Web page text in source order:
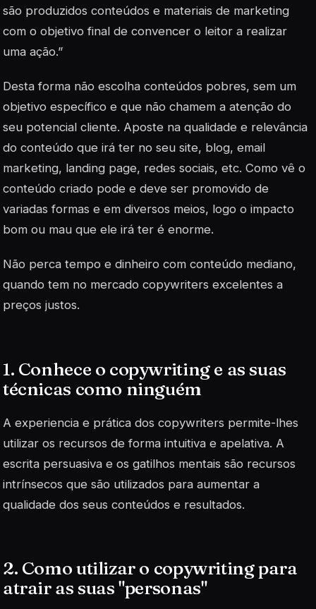
são produzidos conteúdos e materiais de marketing
com o objetivo final de convencer o leitor a realizar
uma ação.”
Desta forma não escolha conteúdos pobres, sem um
objetivo específico e que não chamem a atenção do
seu potencial cliente. Aposte na qualidade e relevância
do conteúdo que irá ter no seu site, blog, email
marketing, landing page, redes sociais, etc. Como vê o
conteúdo criado pode e deve ser promovido de
variadas formas e em diversos meios, logo o impacto
bom ou mau que ele irá ter é enorme.
Não perca tempo e dinheiro com conteúdo mediano,
quando tem no mercado copywriters excelentes a
preços justos.
1. Conhece o copywriting e as suas
técnicas como ninguém
A experiencia e prática dos copywriters permite-lhes
utilizar os recursos de forma intuitiva e apelativa. A
escrita persuasiva e os gatilhos mentais são recursos
intrínsecos que são utilizados para aumentar a
qualidade dos seus conteúdos e resultados.
2. Como utilizar o copywriting para
atrair as suas "personas"